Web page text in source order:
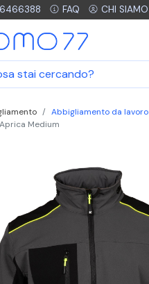
FAQ CHI SIAMO
Abbigliamento da lavoro
Medium